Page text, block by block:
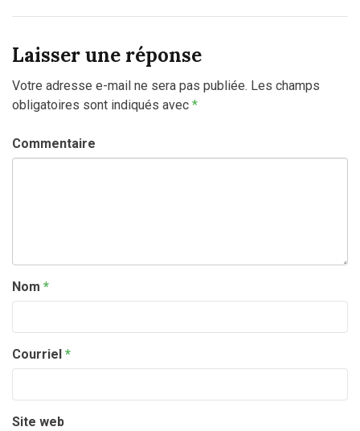
Laisser une réponse
Votre adresse e-mail ne sera pas publiée. Les champs
obligatoires sont indiqués avec *
Commentaire
Nom *
Courriel *
Site web